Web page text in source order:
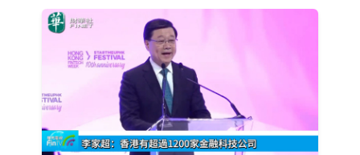
账户组采取限制开仓的监管措施
特发服务：成功中标哔哩哔哩上海滨
江总部物业服务项目
亚太股份：公司是零跑汽车和
Stellantis集团的供应商
理工雷科面向边缘AI场景推出"山
海"系列智算模组 系列产品基于国产
CPU与GPU构建
【异动股】医疗研发外包板块拉升，
博腾股份(300363.CN)涨20.02%
日韩股市收盘双双下跌